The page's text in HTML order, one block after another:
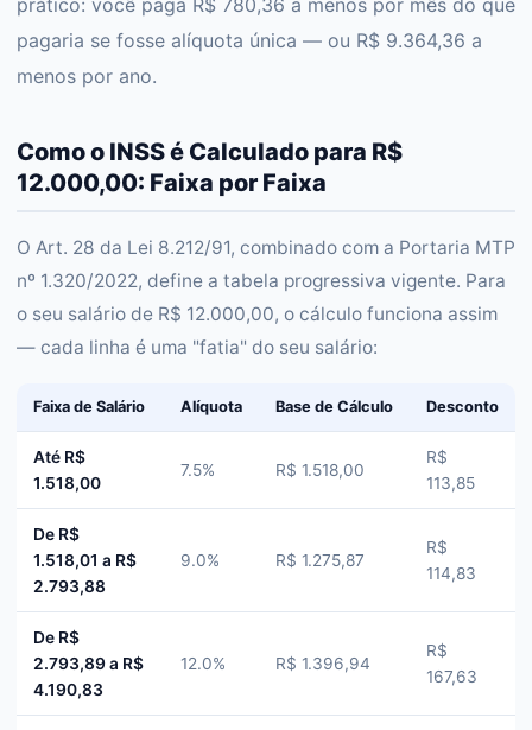
prático: você paga R$ 780,36 a menos por mês do que
pagaria se fosse alíquota única — ou R$ 9.364,36 a
menos por ano.
Como o INSS é Calculado para R$
12.000,00: Faixa por Faixa
O Art. 28 da Lei 8.212/91, combinado com a Portaria MTP
nº 1.320/2022, define a tabela progressiva vigente. Para
o seu salário de R$ 12.000,00, o cálculo funciona assim
— cada linha é uma "fatia" do seu salário:
Faixa de Salário Alíquota Base de Cálculo Desconto
Até R$
1.518,00
7.5% R$ 1.518,00
R$
113,85
De R$
1.518,01 a R$
2.793,88
9.0% R$ 1.275,87
R$
114,83
De R$
2.793,89 a R$
4.190,83
12.0% R$ 1.396,94
R$
167,63